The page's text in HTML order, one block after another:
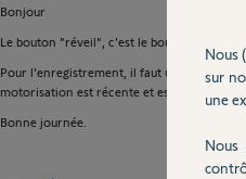
Bonjour
Le bouton "réveil", c'est le bouton on/off.
Pour l'enregistrement, il faut une
motorisation est récente et estampillée
Bonne journée.
Nous
sur
une
Nous